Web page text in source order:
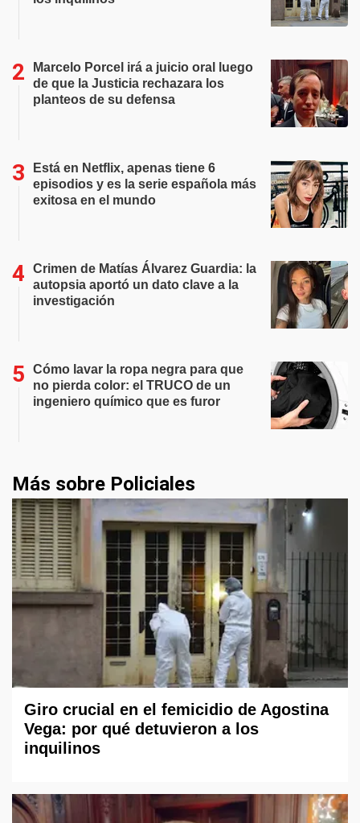
Marcelo Porcel irá a juicio oral luego
de que la Justicia rechazara los
planteos de su defensa
Está en Netflix, apenas tiene 6
episodios y es la serie española más
exitosa en el mundo
Crimen de Matías Álvarez Guardia: la
autopsia aportó un dato clave a la
investigación
Cómo lavar la ropa negra para que
no pierda color: el TRUCO de un
ingeniero químico que es furor
Más sobre Policiales
Giro crucial en el femicidio de Agostina
Vega: por qué detuvieron a los
inquilinos